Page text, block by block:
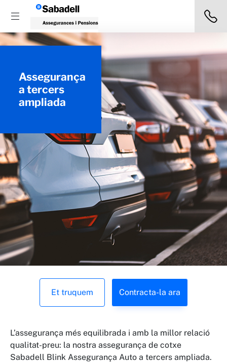
Assegurança
a tercers
ampliada
Et truquem Contracta-la ara
L’assegurança més equilibrada i amb la millor relació
qualitat-preu: la nostra assegurança de cotxe
Sabadell Blink Assegurança Auto a tercers ampliada.